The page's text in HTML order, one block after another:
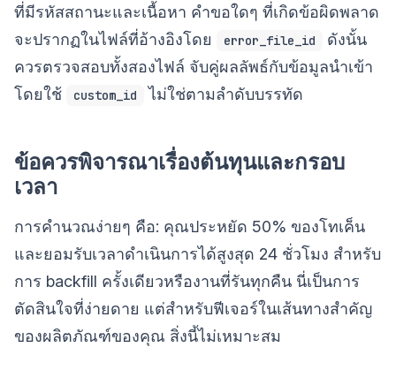
ที่มีรหัสสถานะและเนื้อหา คำขอใดๆ ที่เกิดข้อผิดพลาด
จะปรากฏในไฟล์ที่อ้างอิงโดย
error_file_id
ดังนั้น
ควรตรวจสอบทั้งสองไฟล์ จับคู่ผลลัพธ์กับข้อมูลนำเข้า
โดยใช้
custom_id ไม่ใช่ตามลำดับบรรทัด
ข้อควรพิจารณาเรื่องต้นทุนและกรอบ
เวลา
การคำนวณง่ายๆ คือ: คุณประหยัด 50% ของโทเค็น
และยอมรับเวลาดำเนินการได้สูงสุด 24 ชั่วโมง สำหรับ
การ backfill ครั้งเดียวหรืองานที่รันทุกคืน นี่เป็นการ
ตัดสินใจที่ง่ายดาย แต่สำหรับฟีเจอร์ในเส้นทางสำคัญ
ของผลิตภัณฑ์ของคุณ สิ่งนี้ไม่เหมาะสม